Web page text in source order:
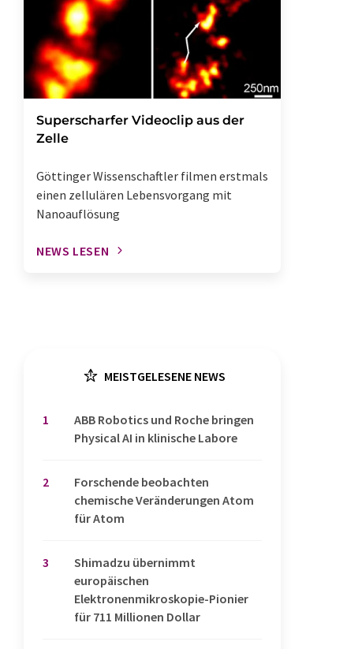
Superscharfer Videoclip aus der
Zelle
Göttinger Wissenschaftler filmen erstmals
einen zellulären Lebensvorgang mit
Nanoauflösung
NEWS LESEN
MEISTGELESENE NEWS
1
​​​​​​​ABB Robotics und Roche bringen
Physical AI in klinische Labore
2
Forschende beobachten
chemische Veränderungen Atom
für Atom
3
Shimadzu übernimmt
europäischen
Elektronenmikroskopie-Pionier
für 711 Millionen Dollar